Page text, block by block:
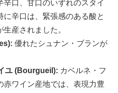
口、甘口のいずれのスタイ
に辛口は、緊張感のある酸と
産されました。
優れたシュナン・ブランが
ユ (Bourgueil): カベルネ・フ
赤ワイン産地では、表現力豊